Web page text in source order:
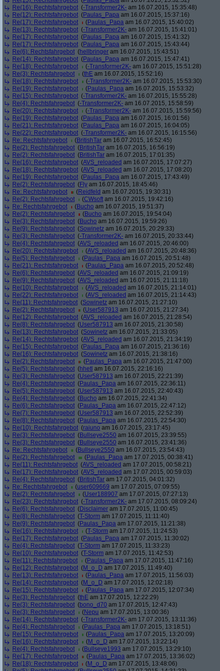
Re(16): Rechtsfahrgebot (-Transformer2K- am 16.07.2015, 15:35:48)
Re(12): Rechtsfahrgebot (Paulas_Papa am 16.07.2015, 15:37:16)
Re(17): Rechtsfahrgebot
(Paulas_Papa am 16.07.2015, 15:40:02)
Re(13): Rechtsfahrgebot (-Transformer2K- am 16.07.2015, 15:41:01)
Re(17): Rechtsfahrgebot (Paulas_Papa am 16.07.2015, 15:41:32)
Re(17): Rechtsfahrgebot (Paulas_Papa am 16.07.2015, 15:43:44)
Re(6): Rechtsfahrgebot (hellbringer am 16.07.2015, 15:43:51)
Re(14): Rechtsfahrgebot (Paulas_Papa am 16.07.2015, 15:47:41)
Re(18): Rechtsfahrgebot
(-Transformer2K- am 16.07.2015, 15:51:28)
Re(3): Rechtsfahrgebot
(thE am 16.07.2015, 15:52:16)
Re(18): Rechtsfahrgebot
(-Transformer2K- am 16.07.2015, 15:53:30)
Re(19): Rechtsfahrgebot
(Paulas_Papa am 16.07.2015, 15:53:32)
Re(15): Rechtsfahrgebot (-Transformer2K- am 16.07.2015, 15:55:28)
Re(4): Rechtsfahrgebot (-Transformer2K- am 16.07.2015, 15:58:59)
Re(20): Rechtsfahrgebot
(-Transformer2K- am 16.07.2015, 15:59:56)
Re(19): Rechtsfahrgebot (Paulas_Papa am 16.07.2015, 16:01:56)
Re(21): Rechtsfahrgebot (Paulas_Papa am 16.07.2015, 16:04:05)
Re(22): Rechtsfahrgebot (-Transformer2K- am 16.07.2015, 16:15:56)
Re: Rechtsfahrgebot
(BritishTar am 16.07.2015, 16:52:45)
Re(2): Rechtsfahrgebot (BritishTar am 16.07.2015, 16:56:19)
Re(2): Rechtsfahrgebot (BritishTar am 16.07.2015, 17:01:35)
Re(16): Rechtsfahrgebot (AVS_reloaded am 16.07.2015, 17:07:27)
Re(18): Rechtsfahrgebot (AVS_reloaded am 16.07.2015, 17:08:20)
Re(19): Rechtsfahrgebot (Paulas_Papa am 16.07.2015, 17:43:49)
Re(2): Rechtsfahrgebot (Fly am 16.07.2015, 18:45:46)
Re: Rechtsfahrgebot
(Reidfeld am 16.07.2015, 19:30:31)
Re(2): Rechtsfahrgebot
(CWsoft am 16.07.2015, 19:42:16)
Re: Rechtsfahrgebot
(Bucho am 16.07.2015, 19:51:37)
Re(2): Rechtsfahrgebot
(Bucho am 16.07.2015, 19:54:04)
Re(3): Rechtsfahrgebot (Bucho am 16.07.2015, 19:59:26)
Re(9): Rechtsfahrgebot (Sowinetz am 16.07.2015, 20:29:33)
Re(3): Rechtsfahrgebot (-Transformer2K- am 16.07.2015, 20:33:44)
Re(4): Rechtsfahrgebot (AVS_reloaded am 16.07.2015, 20:46:00)
Re(20): Rechtsfahrgebot
(AVS_reloaded am 16.07.2015, 20:48:36)
Re(5): Rechtsfahrgebot
(Paulas_Papa am 16.07.2015, 20:51:48)
Re(21): Rechtsfahrgebot
(Paulas_Papa am 16.07.2015, 20:52:48)
Re(6): Rechtsfahrgebot (AVS_reloaded am 16.07.2015, 21:09:19)
Re(9): Rechtsfahrgebot (AVS_reloaded am 16.07.2015, 21:11:18)
Re(10): Rechtsfahrgebot
(AVS_reloaded am 16.07.2015, 21:14:01)
Re(22): Rechtsfahrgebot
(AVS_reloaded am 16.07.2015, 21:14:43)
Re(11): Rechtsfahrgebot (Sowinetz am 16.07.2015, 21:27:10)
Re(2): Rechtsfahrgebot
(User587913 am 16.07.2015, 21:27:34)
Re(12): Rechtsfahrgebot (AVS_reloaded am 16.07.2015, 21:28:54)
Re(8): Rechtsfahrgebot (User587913 am 16.07.2015, 21:30:58)
Re(13): Rechtsfahrgebot (Sowinetz am 16.07.2015, 21:33:05)
Re(14): Rechtsfahrgebot (AVS_reloaded am 16.07.2015, 21:34:19)
Re(15): Rechtsfahrgebot (Paulas_Papa am 16.07.2015, 21:36:16)
Re(16): Rechtsfahrgebot (Sowinetz am 16.07.2015, 21:38:16)
Re(2): Rechtsfahrgebot
(Paulas_Papa am 16.07.2015, 21:47:00)
Re(5): Rechtsfahrgebot (hhetl am 16.07.2015, 22:16:16)
Re(3): Rechtsfahrgebot (User587913 am 16.07.2015, 22:21:39)
Re(4): Rechtsfahrgebot (Paulas_Papa am 16.07.2015, 22:36:11)
Re(5): Rechtsfahrgebot (User587913 am 16.07.2015, 22:40:43)
Re(4): Rechtsfahrgebot (Bucho am 16.07.2015, 22:41:34)
Re(6): Rechtsfahrgebot (Paulas_Papa am 16.07.2015, 22:47:12)
Re(7): Rechtsfahrgebot (User587913 am 16.07.2015, 22:52:39)
Re(8): Rechtsfahrgebot (Paulas_Papa am 16.07.2015, 22:54:30)
Re(10): Rechtsfahrgebot (raiuno am 16.07.2015, 23:17:45)
Re(3): Rechtsfahrgebot (Bullseye2550 am 16.07.2015, 23:39:55)
Re(3): Rechtsfahrgebot (Bullseye2550 am 16.07.2015, 23:41:36)
Re: Rechtsfahrgebot
(Bullseye2550 am 16.07.2015, 23:54:43)
Re(2): Rechtsfahrgebot
(Paulas_Papa am 17.07.2015, 00:38:41)
Re(11): Rechtsfahrgebot (AVS_reloaded am 17.07.2015, 00:58:21)
Re(17): Rechtsfahrgebot (AVS_reloaded am 17.07.2015, 00:59:03)
Re(4): Rechtsfahrgebot (BritishTar am 17.07.2015, 04:01:32)
Re: Rechtsfahrgebot
(user609669 am 17.07.2015, 07:09:55)
Re(2): Rechtsfahrgebot
(User188907 am 17.07.2015, 07:27:13)
Re(23): Rechtsfahrgebot (-Transformer2K- am 17.07.2015, 08:09:24)
Re(6): Rechtsfahrgebot (Disclaimer am 17.07.2015, 11:00:45)
Re(8): Rechtsfahrgebot (T-Storm am 17.07.2015, 11:11:40)
Re(9): Rechtsfahrgebot (Paulas_Papa am 17.07.2015, 11:21:38)
Re(16): Rechtsfahrgebot
(T-Storm am 17.07.2015, 11:24:53)
Re(17): Rechtsfahrgebot (Paulas_Papa am 17.07.2015, 11:30:02)
Re(4): Rechtsfahrgebot (T-Storm am 17.07.2015, 11:33:23)
Re(10): Rechtsfahrgebot (T-Storm am 17.07.2015, 11:42:53)
Re(11): Rechtsfahrgebot
(Paulas_Papa am 17.07.2015, 11:47:16)
Re(12): Rechtsfahrgebot (M_o_D am 17.07.2015, 11:49:40)
Re(13): Rechtsfahrgebot
(Paulas_Papa am 17.07.2015, 11:56:03)
Re(14): Rechtsfahrgebot (M_o_D am 17.07.2015, 12:02:18)
Re(15): Rechtsfahrgebot
(Paulas_Papa am 17.07.2015, 12:07:34)
Re(3): Rechtsfahrgebot (thE am 17.07.2015, 12:22:29)
Re(3): Rechtsfahrgebot (bono_d70 am 17.07.2015, 12:47:43)
Re(3): Rechtsfahrgebot
(Nepu am 17.07.2015, 13:00:36)
Re(14): Rechtsfahrgebot (-Transformer2K- am 17.07.2015, 13:11:36)
Re(4): Rechtsfahrgebot
(Paulas_Papa am 17.07.2015, 13:18:51)
Re(15): Rechtsfahrgebot
(Paulas_Papa am 17.07.2015, 13:20:09)
Re(16): Rechtsfahrgebot
(M_o_D am 17.07.2015, 13:22:14)
Re(4): Rechtsfahrgebot
(Bullseye1993 am 17.07.2015, 13:29:10)
Re(17): Rechtsfahrgebot
(Paulas_Papa am 17.07.2015, 13:36:02)
Re(18): Rechtsfahrgebot
(M_o_D am 17.07.2015, 13:48:06)